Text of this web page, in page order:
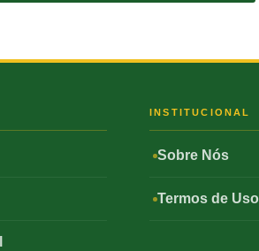
INSTITUCIONAL
Sobre Nós
Termos de Uso